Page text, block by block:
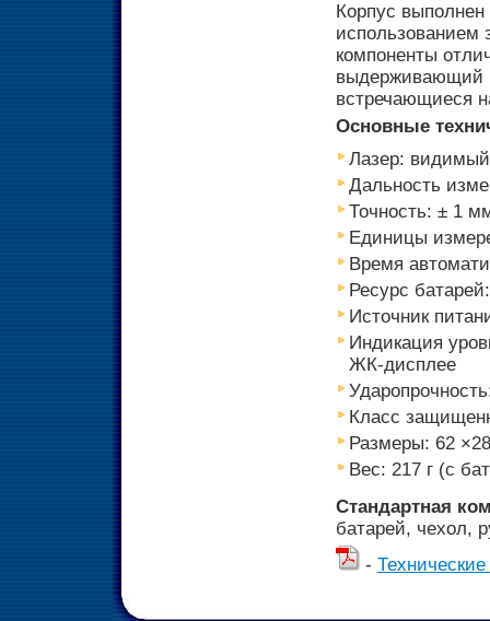
Корпус выполнен
использованием
компоненты
выдерживающий
встречающиеся
Основные
Лазер:
Дальность
Точность: ± 1
Единицы
Время
Ресурс
Источник
Индикация
ЖК-дисплее
Класс
Размеры: 62
Вес: 217 г (с
Стандартная
батарей, чехол,
-